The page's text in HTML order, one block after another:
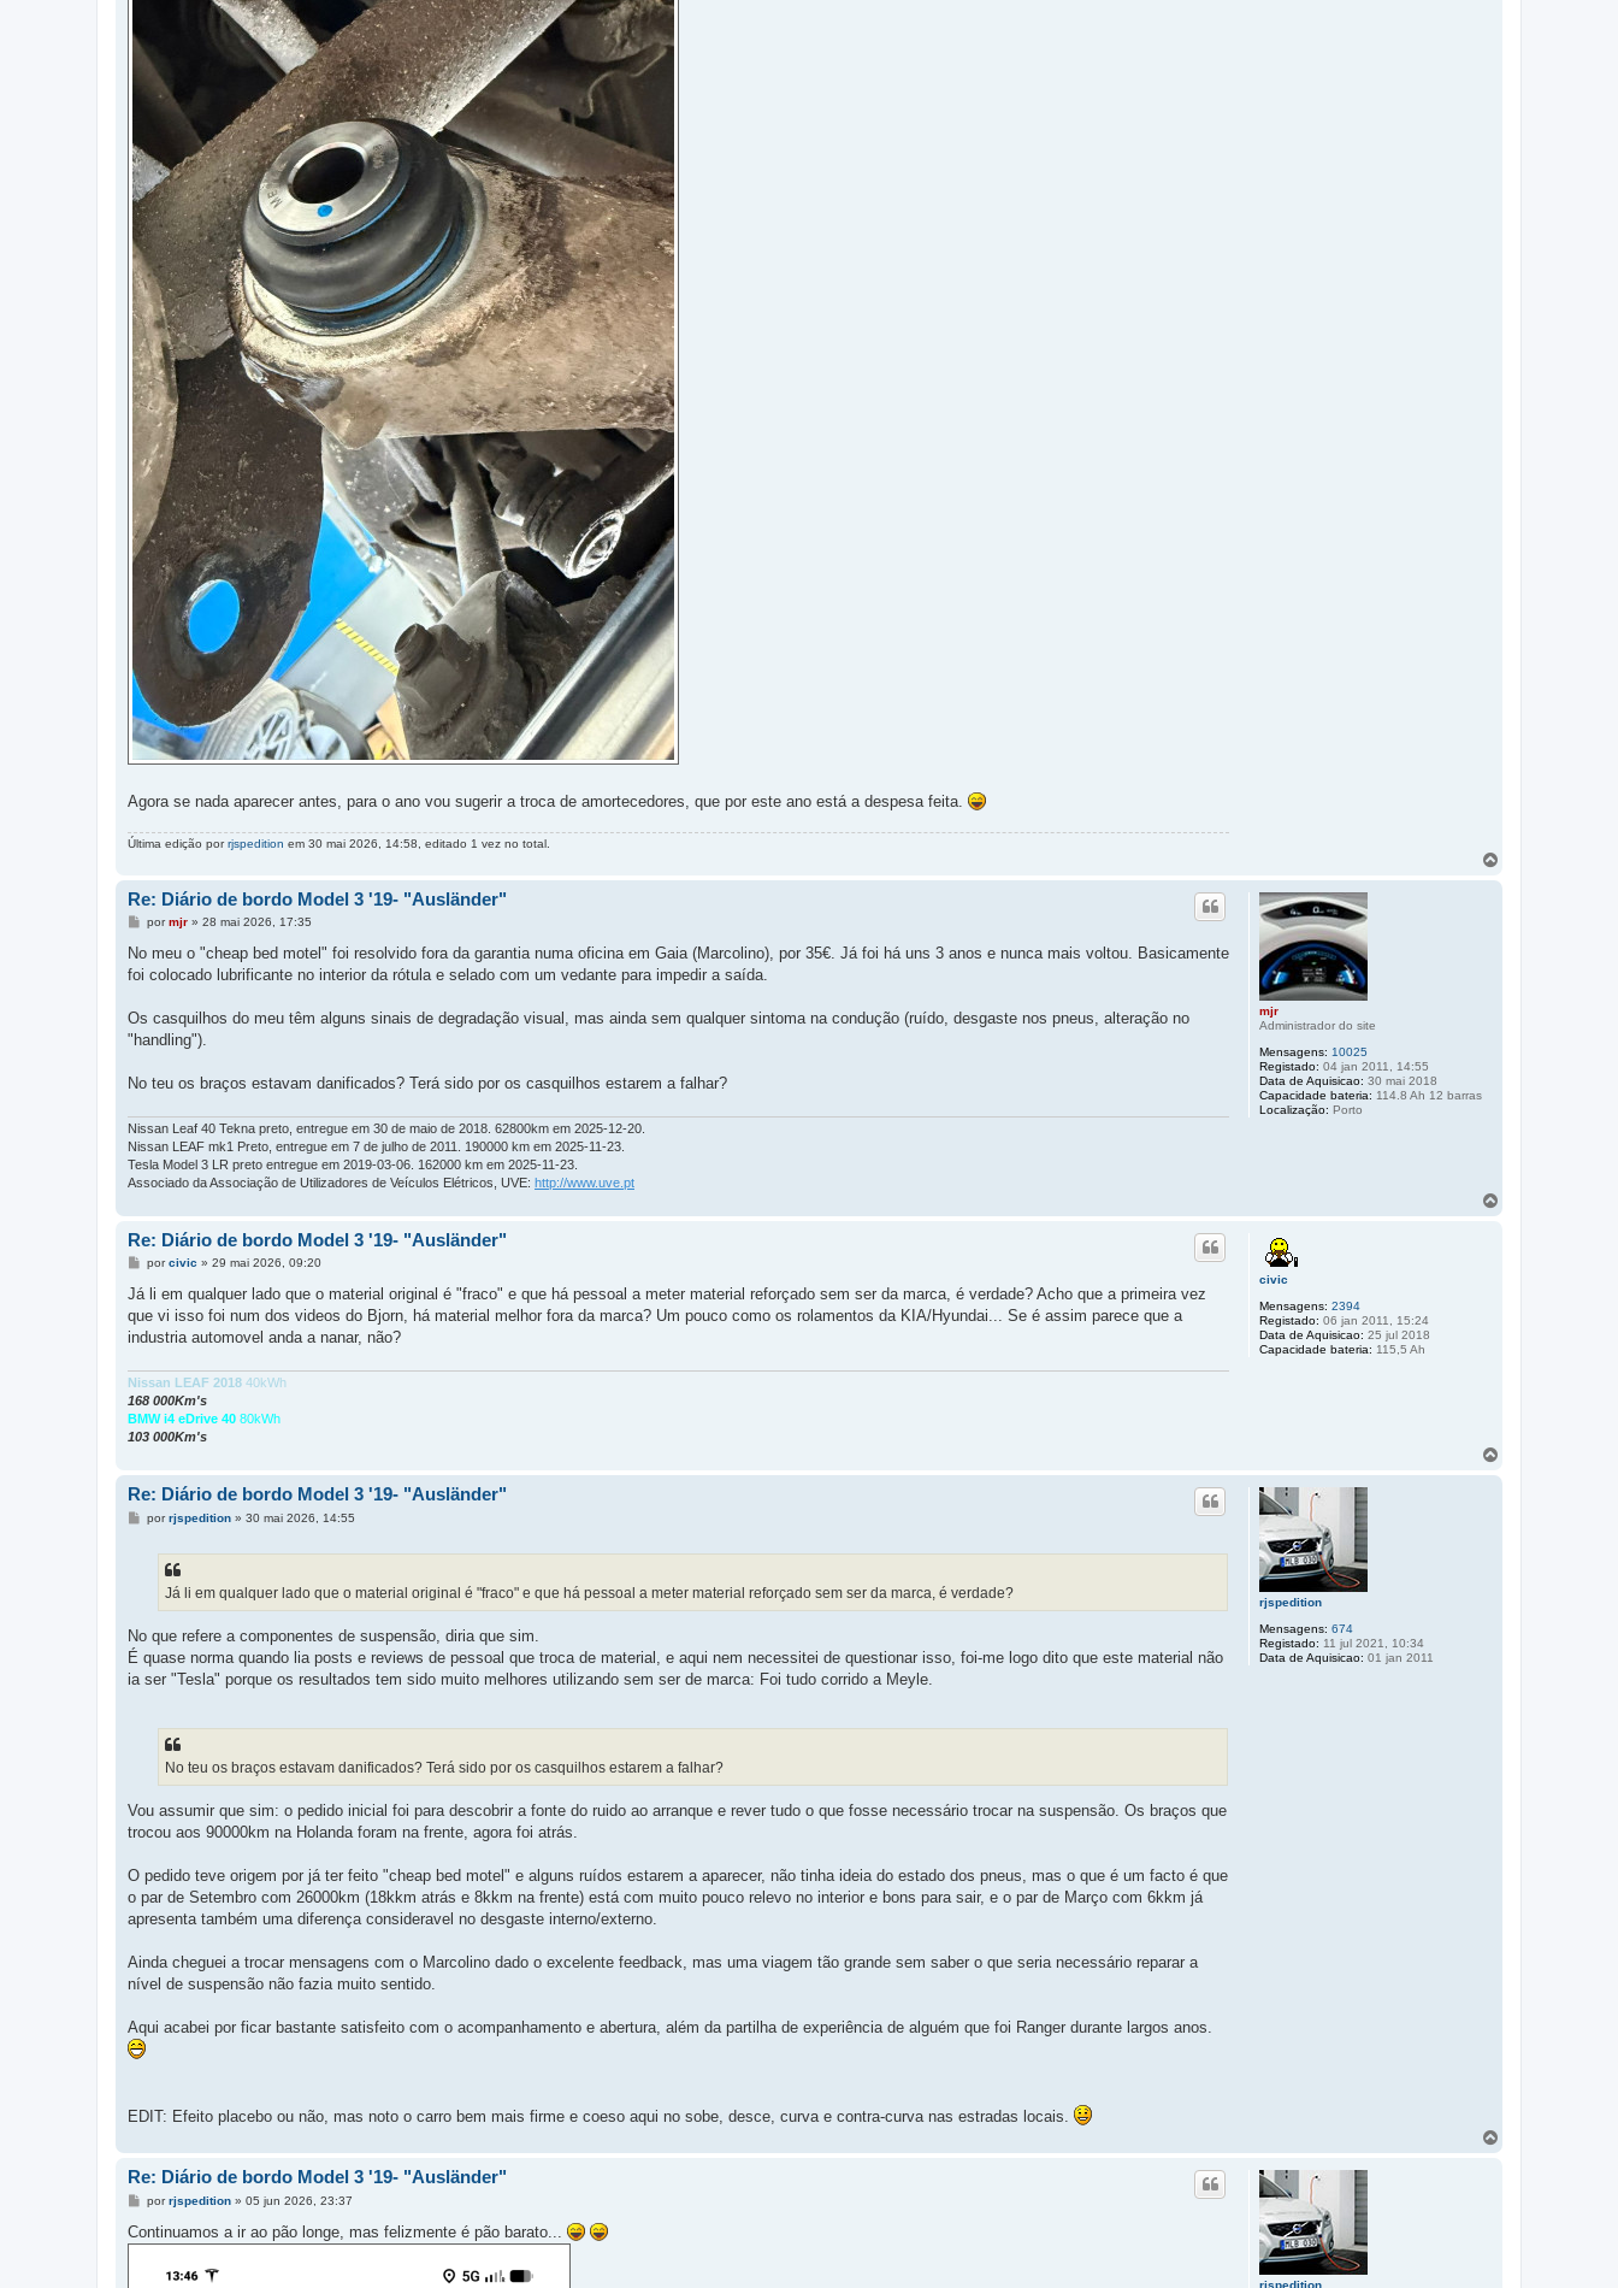
Agora se nada aparecer antes, para o ano vou sugerir a troca de amortecedores, que por este ano está a despesa feita.
Última edição porrjspedition em 30 mai 2026, 14:58, editado 1 vez no total.
mjr
Administrador do site
Mensagens: 10025
Registado: 04 jan 2011, 14:55
Data de Aquisicao: 30 mai 2018
Capacidade bateria: 114.8 Ah 12 barras
Localização: Porto
Re: Diário de bordo Model 3 '19- "Ausländer"
M
n
a
m
pormjr» 28 mai 2026, 17:35
No meu o "cheap bed motel" foi resolvido fora da garantia numa oficina em Gaia (Marcolino), por 35€. Já foi há uns 3 anos e nunca mais voltou. Basicamente
foi colocado lubrificante no interior da rótula e selado com um vedante para impedir a saída.
Os casquilhos do meu têm alguns sinais de degradação visual, mas ainda sem qualquer sintoma na condução (ruído, desgaste nos pneus, alteração no
"handling").
No teu os braços estavam danificados? Terá sido por os casquilhos estarem a falhar?
Nissan Leaf 40 Tekna preto, entregue em 30 de maio de 2018. 62800km em 2025-12-20.
Nissan LEAF mk1 Preto, entregue em 7 de julho de 2011. 190000 km em 2025-11-23.
Tesla Model 3 LR preto entregue em 2019-03-06. 162000 km em 2025-11-23.
Associado da Associação de Utilizadores de Veículos Elétricos, UVE: http://www.uve.pt
civic
Mensagens: 2394
Registado: 06 jan 2011, 15:24
Data de Aquisicao: 25 jul 2018
Capacidade bateria: 115,5 Ah
Re: Diário de bordo Model 3 '19- "Ausländer"
M
n
a
g
porcivic » 29 mai 2026, 09:20
Já li em qualquer lado que o material original é "fraco" e que há pessoal a meter material reforçado sem ser da marca, é verdade? Acho que a primeira vez
que vi isso foi num dos videos do Bjorn, há material melhor fora da marca? Um pouco como os rolamentos da KIA/Hyundai... Se é assim parece que a
industria automovel anda a nanar, não?
Nissan LEAF 2018 40kWh
168 000Km's
BMW i4 eDrive 40 80kWh
103 000Km's
rjspedition
Mensagens: 674
Registado: 11 jul 2021, 10:34
Data de Aquisicao: 01 jan 2011
Re: Diário de bordo Model 3 '19- "Ausländer"
Mporrjspedition» 30 mai 2026, 14:55
Já li em qualquer lado que o material original é "fraco" e que há pessoal a meter material reforçado sem ser da marca, é verdade?
No que refere a componentes de suspensão, diria que sim.
É quase norma quando lia posts e reviews de pessoal que troca de material, e aqui nem necessitei de questionar isso, foi-me logo dito que este material não
ia ser "Tesla" porque os resultados tem sido muito melhores utilizando sem ser de marca: Foi tudo corrido a Meyle.
No teu os braços estavam danificados? Terá sido por os casquilhos estarem a falhar?
Vou assumir que sim: o pedido inicial foi para descobrir a fonte do ruido ao arranque e rever tudo o que fosse necessário trocar na suspensão. Os braços que
trocou aos 90000km na Holanda foram na frente, agora foi atrás.
O pedido teve origem por já ter feito "cheap bed motel" e alguns ruídos estarem a aparecer, não tinha ideia do estado dos pneus, mas o que é um facto é que
o par de Setembro com 26000km (18kkm atrás e 8kkm na frente) está com muito pouco relevo no interior e bons para sair, e o par de Março com 6kkm já
apresenta também uma diferença consideravel no desgaste interno/externo.
Ainda cheguei a trocar mensagens com o Marcolino dado o excelente feedback, mas uma viagem tão grande sem saber o que seria necessário reparar a
nível de suspensão não fazia muito sentido.
Aqui acabei por ficar bastante satisfeito com o acompanhamento e abertura, além da partilha de experiência de alguém que foi Ranger durante largos anos.
EDIT: Efeito placebo ou não, mas noto o carro bem mais firme e coeso aqui no sobe, desce, curva e contra-curva nas estradas locais.
rjspedition
Re: Diário de bordo Model 3 '19- "Ausländer"
M
n
s
porrjspedition» 05 jun 2026, 23:37
Continuamos a ir ao pão longe, mas felizmente é pão barato...